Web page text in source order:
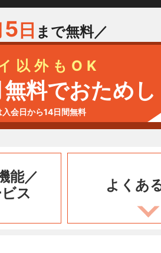
5 日 まで無料／
以外もOK
料でおためし
会日から14日間無料
能／
ス
よくあ